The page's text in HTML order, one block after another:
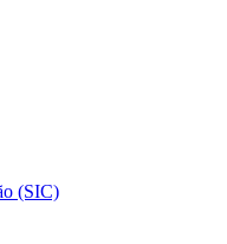
(SIC)